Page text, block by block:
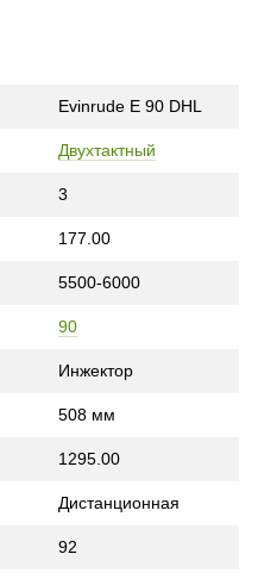
Evinrude E 90 DHL
Двухтактный
3
177.00
5500-6000
90
Инжектор
508 мм
1295.00
Дистанционная
92